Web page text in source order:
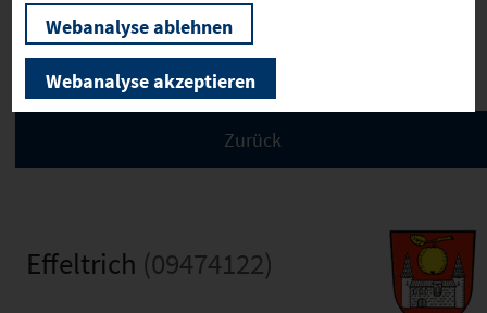
Kommunale Infrastruktur
Effeltrich (09474122)
Webanalyse ablehnen
Webanalyse akzeptieren